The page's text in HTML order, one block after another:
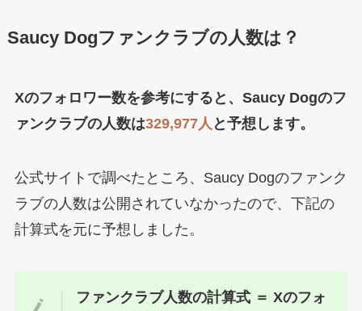
Saucy Dogファンクラブの人数は？
Xのフォロワー数を参考にすると、Saucy Dogのフ
ァンクラブの人数は329,977人 と予想します。
公式サイトで調べたところ、Saucy Dogのファンク
ラブの人数は公開されていなかったので、下記の
計算式を元に予想しました。
ファンクラブ人数の計算式 ＝ Xのフォ